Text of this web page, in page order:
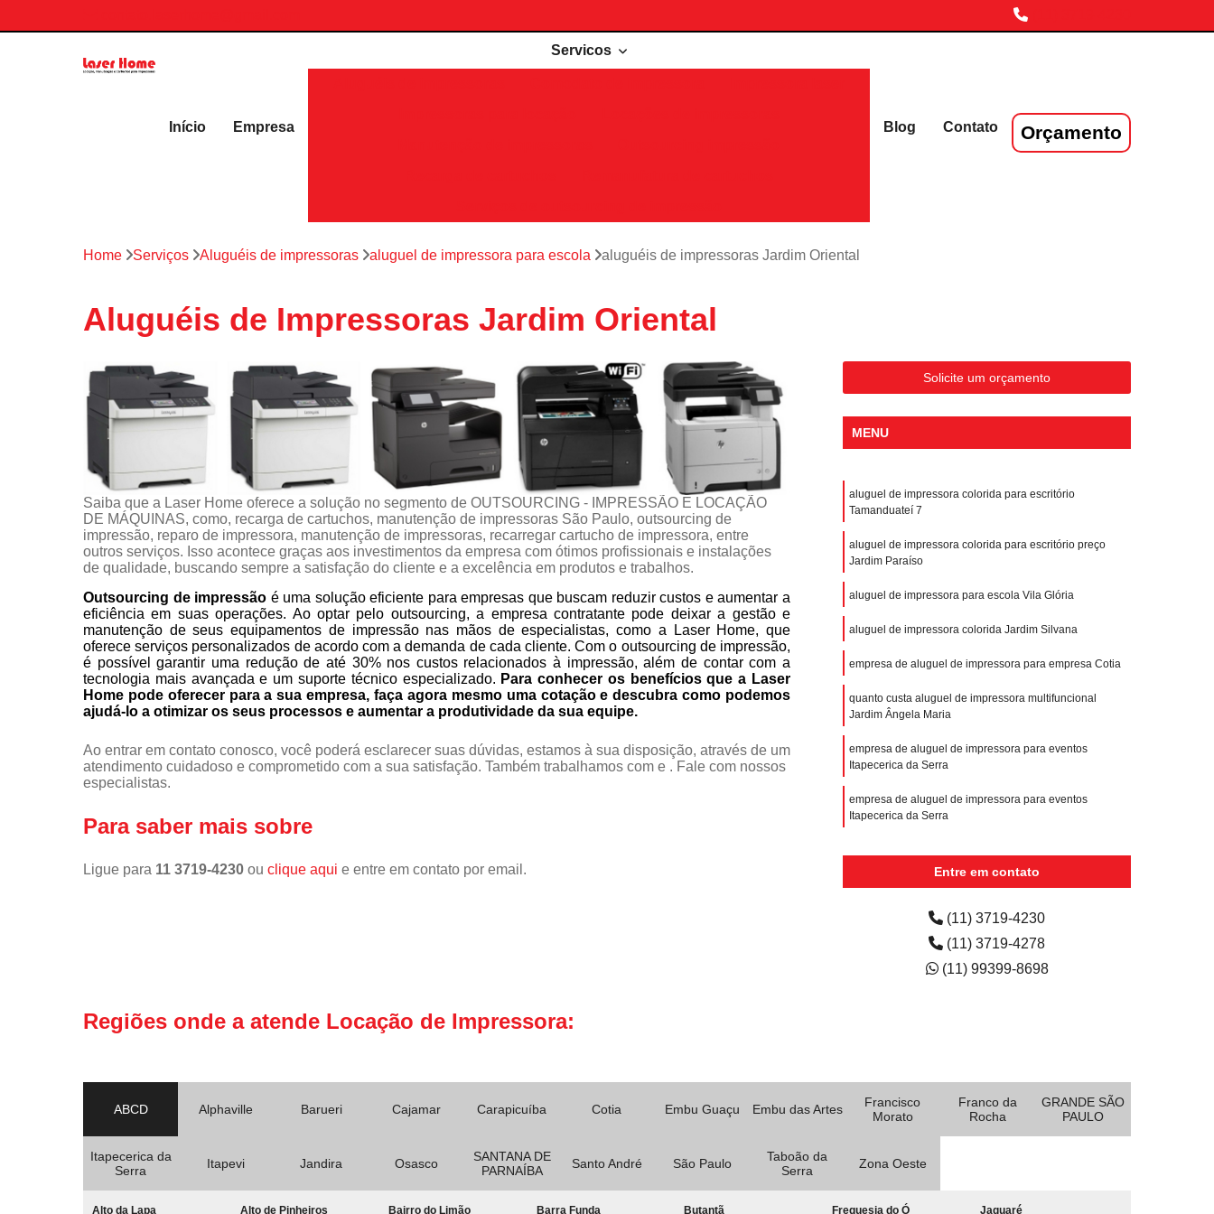
Início Empresa
Servicos
Blog Contato Orçamento
Home Serviços Aluguéis de impressoras aluguel de impressora para escola aluguéis de impressoras Jardim Oriental
Aluguéis de Impressoras Jardim Oriental
Saiba que a Laser Home oferece a solução no segmento de OUTSOURCING - IMPRESSÃO E LOCAÇÃO
DE MÁQUINAS, como, recarga de cartuchos, manutenção de impressoras São Paulo, outsourcing de
impressão, reparo de impressora, manutenção de impressoras, recarregar cartucho de impressora, entre
outros serviços. Isso acontece graças aos investimentos da empresa com ótimos profissionais e instalações
de qualidade, buscando sempre a satisfação do cliente e a excelência em produtos e trabalhos.
Outsourcing de impressão é uma solução eficiente para empresas que buscam reduzir custos e aumentar a
eficiência em suas operações. Ao optar pelo outsourcing, a empresa contratante pode deixar a gestão e
manutenção de seus equipamentos de impressão nas mãos de especialistas, como a Laser Home, que
oferece serviços personalizados de acordo com a demanda de cada cliente. Com o outsourcing de impressão,
é possível garantir uma redução de até 30% nos custos relacionados à impressão, além de contar com a
tecnologia mais avançada e um suporte técnico especializado. Para conhecer os benefícios que a Laser
Home pode oferecer para a sua empresa, faça agora mesmo uma cotação e descubra como podemos
ajudá-lo a otimizar os seus processos e aumentar a produtividade da sua equipe.
Ao entrar em contato conosco, você poderá esclarecer suas dúvidas, estamos à sua disposição, através de um
atendimento cuidadoso e comprometido com a sua satisfação. Também trabalhamos com e . Fale com nossos
especialistas.
Para saber mais sobre
Ligue para 11 3719-4230 ou clique aqui e entre em contato por email.
Solicite um orçamento
MENU
aluguel de impressora colorida para escritório
Tamanduateí 7
aluguel de impressora colorida para escritório preço
Jardim Paraíso
aluguel de impressora para escola Vila Glória
aluguel de impressora colorida Jardim Silvana
empresa de aluguel de impressora para empresa Cotia
quanto custa aluguel de impressora multifuncional
Jardim Ângela Maria
empresa de aluguel de impressora para eventos
Itapecerica da Serra
empresa de aluguel de impressora para eventos
Itapecerica da Serra
escola Jardim Renata
Entre em contato
(11) 3719-4230
(11) 3719-4278
(11) 99399-8698
Regiões onde a atende Locação de Impressora:
ABCD Alphaville Barueri Cajamar Carapicuíba Cotia Embu Guaçu Embu das Artes
Francisco
Morato
Franco da
Rocha
GRANDE SÃO
PAULO
Itapecerica da
Serra
Itapevi Jandira Osasco
SANTANA DE
PARNAÍBA
Santo André São Paulo
Taboão da
Serra
Zona Oeste
Alto da Lapa Alto de Pinheiros Bairro do Limão Barra Funda Butantã Freguesia do Ó Jaguaré